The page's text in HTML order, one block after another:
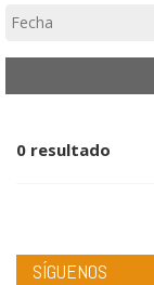
0 resultado
SÍGUENOS